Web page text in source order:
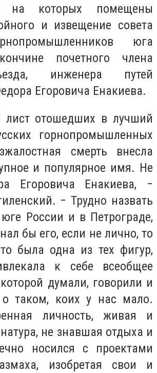
на которых помещены
и извещение совета
юга
почетного члена
инженера путей
Егоровича Енакиева.
лист отошедших в лучший
горнопромышленных
смерть внесла
и популярное имя. Не
Егоровича Енакиева, −
− Трудно назвать
России и в Петрограде,
бы его, если не лично, то
была одна из тех фигур,
к себе всеобщее
думали, говорили и
о таком, коих у нас мало.
личность, живая и
не знавшая отдыха и
носился с проектами
изобретая свои и